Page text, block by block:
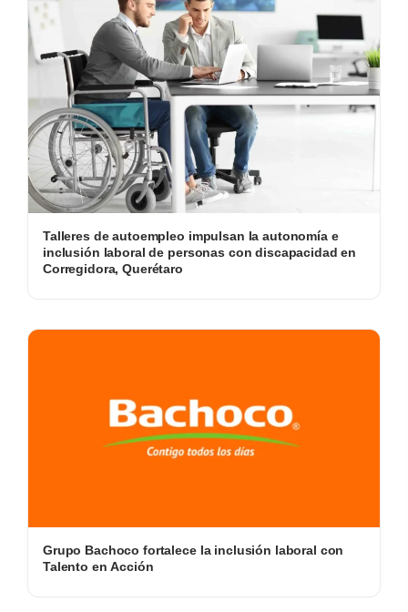
Talleres de autoempleo impulsan la autonomía e
inclusión laboral de personas con discapacidad en
Corregidora, Querétaro
Grupo Bachoco fortalece la inclusión laboral con
Talento en Acción